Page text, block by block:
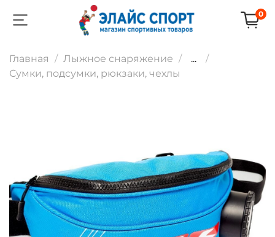
0
Главная Лыжное снаряжение
...
Сумки, подсумки, рюкзаки, чехлы